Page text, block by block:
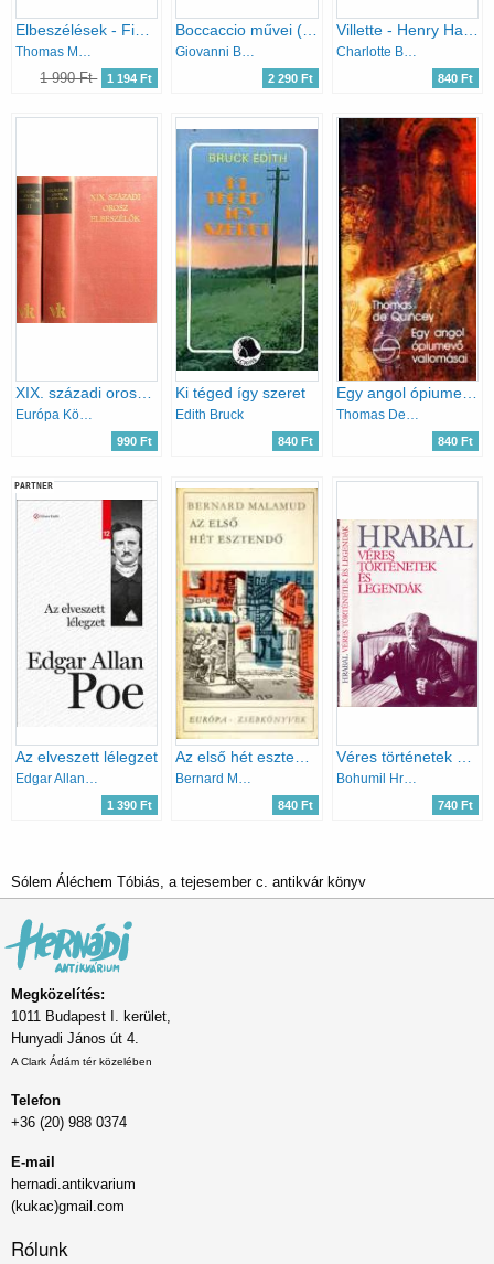
1 990 Ft 1 194 Ft 2 290 Ft
Charlotte Brontë
840 Ft
XIX. századi orosz elbeszélők I-II.
Európa Könyvkiadó
990 Ft
Ki téged így szeret
Edith Bruck
840 Ft
Egy angol ópiumevő vallomásai (mérleg)
Thomas De Quincey
840 Ft
PARTNER
Az elveszett lélegzet
Edgar Allan Poe
1 390 Ft
Bernard Malamud
840 Ft
Bohumil Hrabal
740 Ft
Sólem Áléchem Tóbiás, a tejesember c. antikvár könyv
Megközelítés:
1011 Budapest I. kerület,
Hunyadi János út 4.
A Clark Ádám tér közelében
Telefon
+36 (20) 988 0374
E-mail
hernadi.antikvarium
(kukac)gmail.com
Rólunk